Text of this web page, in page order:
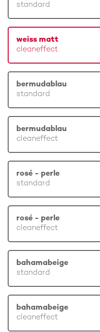
standard
weiss matt
cleaneffect
bermudablau
standard
bermudablau
cleaneffect
rosé - perle
standard
rosé - perle
cleaneffect
bahamabeige
standard
bahamabeige
cleaneffect